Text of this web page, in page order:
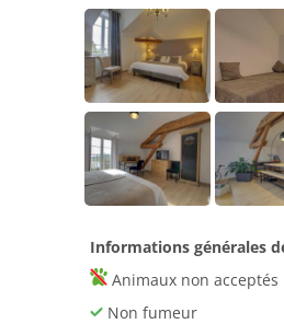
Informations générales
Animaux non acceptés
Non fumeur